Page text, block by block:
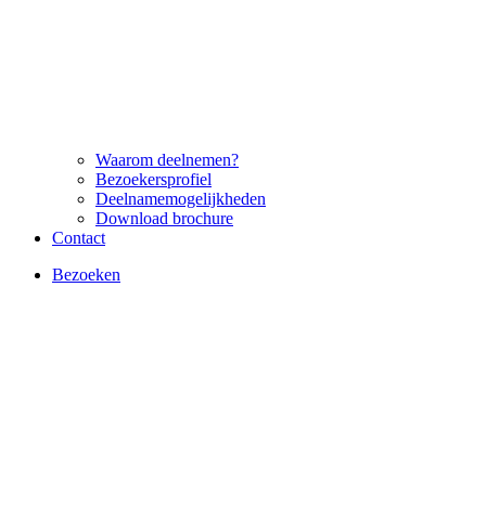
Waarom deelnemen?
Bezoekersprofiel
Deelnamemogelijkheden
Download brochure
Contact
Bezoeken